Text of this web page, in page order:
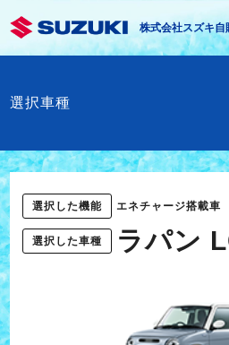
株式会社スズキ自
選択車種
選択した機能 エネチャージ搭載車
選択した車種 ラパン